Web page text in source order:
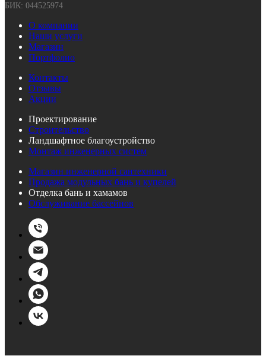
БИК: 044525974
О компании
Наши услуги
Магазин
Портфолио
Контакты
Отзывы
Акции
Проектирование
Строительство
Ландшафтное благоустройство
Монтаж инженерных систем
Магазин инженерной сантехники
Продажа модульных бань и купелей
Отделка бань и хамамов
Обслуживание бассейнов